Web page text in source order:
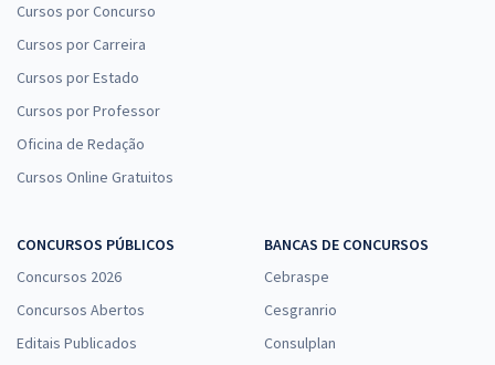
Cursos por Concurso
Cursos por Carreira
Cursos por Estado
Cursos por Professor
Oficina de Redação
Cursos Online Gratuitos
CONCURSOS PÚBLICOS
Concursos 2026
Concursos Abertos
Editais Publicados
BANCAS DE CONCURSOS
Cebraspe
Cesgranrio
Consulplan